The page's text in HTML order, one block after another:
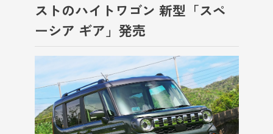
ストのハイトワゴン 新型「スペ
ーシア ギア」発売